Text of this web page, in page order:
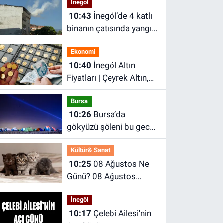
İnegöl
10:43
binanın çatısında yangın
çıktı
Ekonomi
10:40
Fiyatları | Çeyrek Altın,
Gram Altın Ne Kadar?
İnegöl Kapalı Çarşı'da
Altın Ne Kadar?
Bursa
10:26Bursa’da
gökyüzü şöleni bu gece!
Perseid Meteor
Yağmuru Karacabey’den
izlenecek
Kültür& Sanat
10:25
Günü? 08 Ağustos
Dünyada ve Türkiye’de
Ne Günü? 08 Ağustos
Ne Burcu?
İnegöl
10:17